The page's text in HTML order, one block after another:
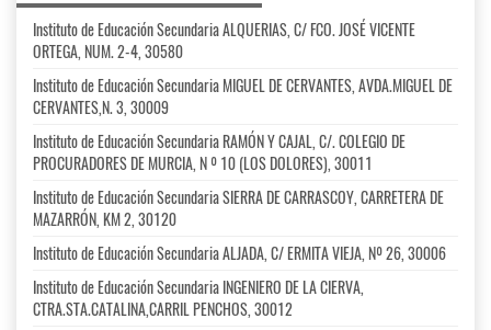
Instituto de Educación Secundaria ALQUERIAS, C/ FCO. JOSÉ VICENTE
ORTEGA, NUM. 2-4, 30580
Instituto de Educación Secundaria MIGUEL DE CERVANTES, AVDA.MIGUEL DE
CERVANTES,N. 3, 30009
Instituto de Educación Secundaria RAMÓN Y CAJAL, C/. COLEGIO DE
PROCURADORES DE MURCIA, N º 10 (LOS DOLORES), 30011
Instituto de Educación Secundaria SIERRA DE CARRASCOY, CARRETERA DE
MAZARRÓN, KM 2, 30120
Instituto de Educación Secundaria ALJADA, C/ ERMITA VIEJA, Nº 26, 30006
Instituto de Educación Secundaria INGENIERO DE LA CIERVA,
CTRA.STA.CATALINA,CARRIL PENCHOS, 30012